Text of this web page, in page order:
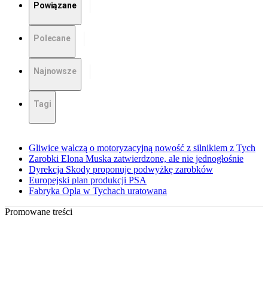
Powiązane
Polecane
Najnowsze
Tagi
Gliwice walczą o motoryzacyjną nowość z silnikiem z Tych
Zarobki Elona Muska zatwierdzone, ale nie jednogłośnie
Dyrekcja Skody proponuje podwyżkę zarobków
Europejski plan produkcji PSA
Fabryka Opla w Tychach uratowana
Promowane treści